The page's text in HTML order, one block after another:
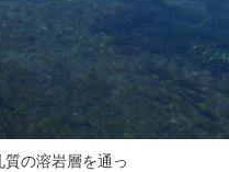
の溶岩層を通っ